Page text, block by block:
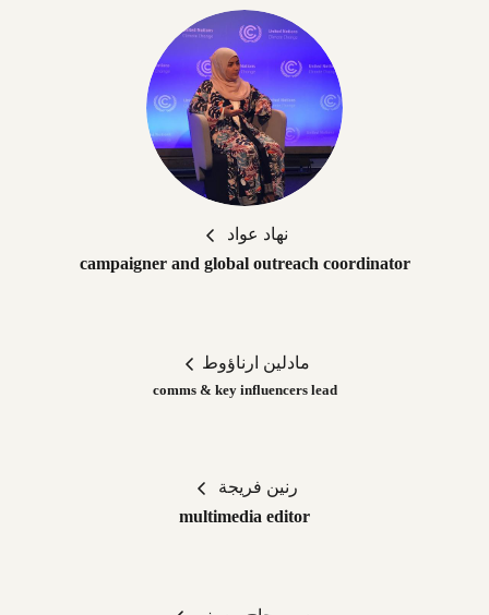
نهاد عواد
campaigner and global outreach coordinator
مادلين ارناؤوط
comms & key influencers lead
رنين فريجة
multimedia editor